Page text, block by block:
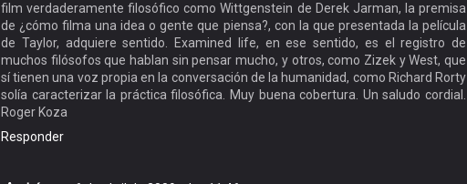
film verdaderamente filosófico como Wittgenstein de Derek Jarman, la premisa
de ¿cómo filma una idea o gente que piensa?, con la que presentada la película
de Taylor, adquiere sentido. Examined life, en ese sentido, es el registro de
muchos filósofos que hablan sin pensar mucho, y otros, como Zizek y West, que
sí tienen una voz propia en la conversación de la humanidad, como Richard Rorty
solía caracterizar la práctica filosófica. Muy buena cobertura. Un saludo cordial.
Roger Koza
Responder